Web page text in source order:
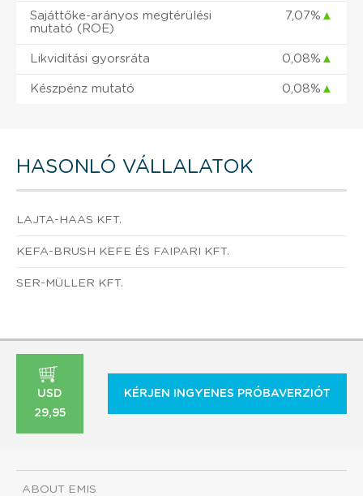
Sajáttőke-arányos megtérülési
mutató (ROE)
7,07% ▲
Likviditási gyorsráta 0,08% ▲
Készpénz mutató 0,08% ▲
HASONLÓ VÁLLALATOK
LAJTA-HAAS KFT.
KEFA-BRUSH KEFE ÉS FAIPARI KFT.
SER-MÜLLER KFT.
USD
29,95
KÉRJEN INGYENES PRÓBAVERZIÓT
ABOUT EMIS